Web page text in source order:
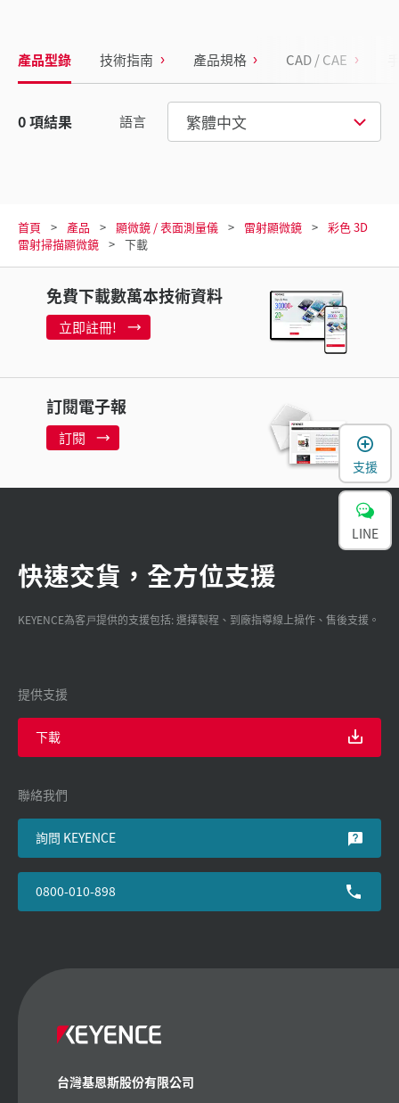
產品型錄 技術指南 產品規格 CAD / CAE
語言 繁體中文
0項結果
首頁 產品 顯微鏡 / 表面測量儀 雷射顯微鏡
彩色 3D
雷射掃描顯微鏡
下載
免費下載數萬本技術資料
立即註冊!
訂閱電子報
訂閱
快速交貨，全方位支援
KEYENCE為客戸提供的支援包括: 選擇製程、到廠指導線上操作、售後支援。
提供支援
下載
聯絡我們
詢問 KEYENCE
0800-010-898
台灣基恩斯股份有限公司
支援
LINE